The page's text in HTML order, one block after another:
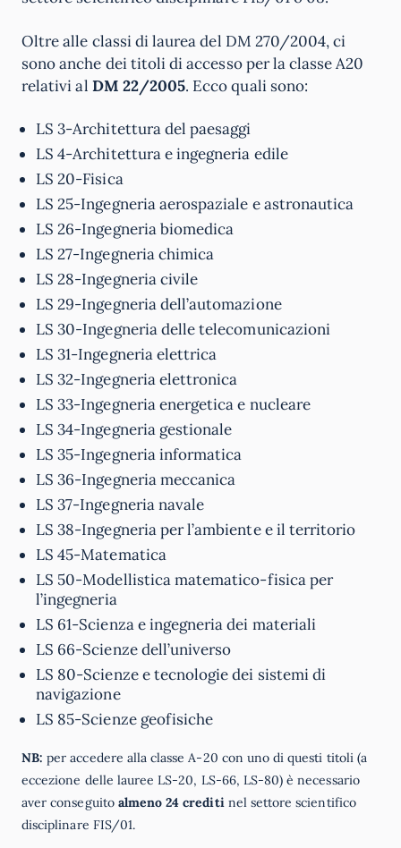
Oltre alle classi di laurea del DM 270/2004, ci
sono anche dei titoli di accesso per la classe A20
relativi al DM 22/2005. Ecco quali sono:
LS 3-Architettura del paesaggi
LS 4-Architettura e ingegneria edile
LS 20-Fisica
LS 25-Ingegneria aerospaziale e astronautica
LS 26-Ingegneria biomedica
LS 27-Ingegneria chimica
LS 28-Ingegneria civile
LS 29-Ingegneria dell’automazione
LS 30-Ingegneria delle telecomunicazioni
LS 31-Ingegneria elettrica
LS 32-Ingegneria elettronica
LS 33-Ingegneria energetica e nucleare
LS 34-Ingegneria gestionale
LS 35-Ingegneria informatica
LS 36-Ingegneria meccanica
LS 37-Ingegneria navale
LS 38-Ingegneria per l’ambiente e il territorio
LS 45-Matematica
LS 50-Modellistica matematico-fisica per
l’ingegneria
LS 61-Scienza e ingegneria dei materiali
LS 66-Scienze dell’universo
LS 80-Scienze e tecnologie dei sistemi di
navigazione
LS 85-Scienze geofisiche
NB: per accedere alla classe A-20 con uno di questi titoli (a
eccezione delle lauree LS-20, LS-66, LS-80) è necessario
aver conseguito almeno 24 creditinel settore scientifico
disciplinare FIS/01.